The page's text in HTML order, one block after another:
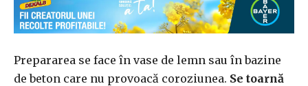
Prepararea se face în vase de lemn sau în bazine
de beton care nu provoacă coroziunea. Se toarnă